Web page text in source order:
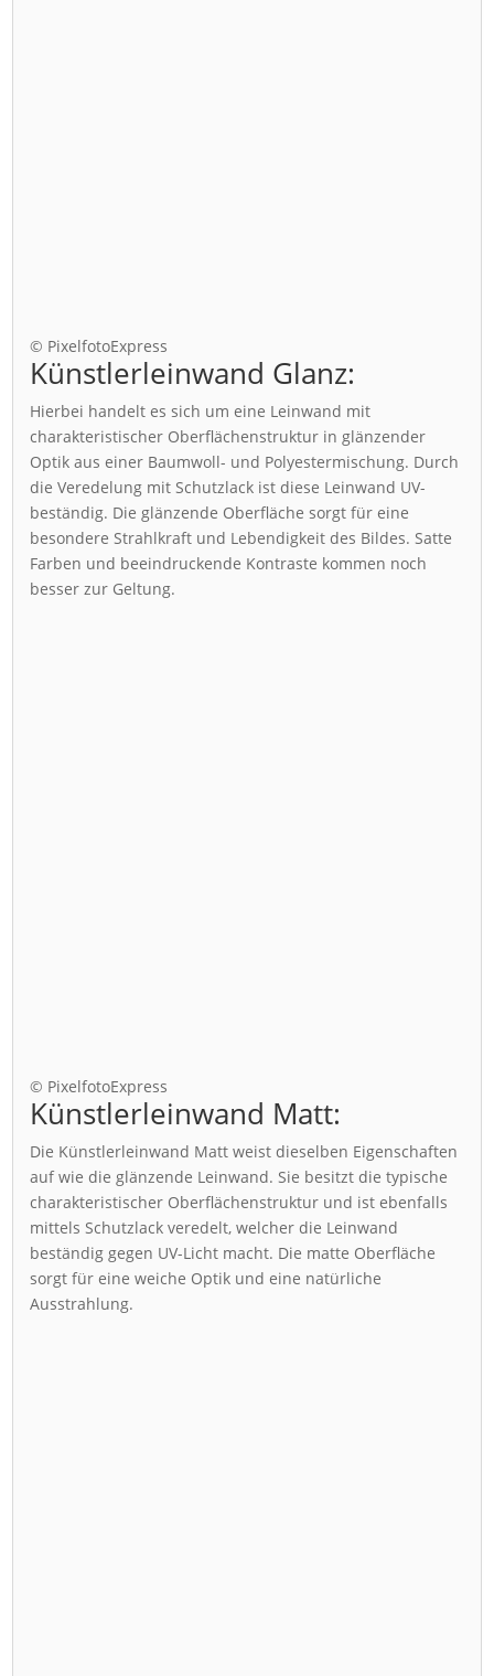
© PixelfotoExpress
Künstlerleinwand Glanz:
Hierbei handelt es sich um eine Leinwand mit
charakteristischer Oberflächenstruktur in glänzender
Optik aus einer Baumwoll- und Polyestermischung. Durch
die Veredelung mit Schutzlack ist diese Leinwand UV-
beständig. Die glänzende Oberfläche sorgt für eine
besondere Strahlkraft und Lebendigkeit des Bildes. Satte
Farben und beeindruckende Kontraste kommen noch
besser zur Geltung.
© PixelfotoExpress
Künstlerleinwand Matt:
Die Künstlerleinwand Matt weist dieselben Eigenschaften
auf wie die glänzende Leinwand. Sie besitzt die typische
charakteristischer Oberflächenstruktur und ist ebenfalls
mittels Schutzlack veredelt, welcher die Leinwand
beständig gegen UV-Licht macht. Die matte Oberfläche
sorgt für eine weiche Optik und eine natürliche
Ausstrahlung.